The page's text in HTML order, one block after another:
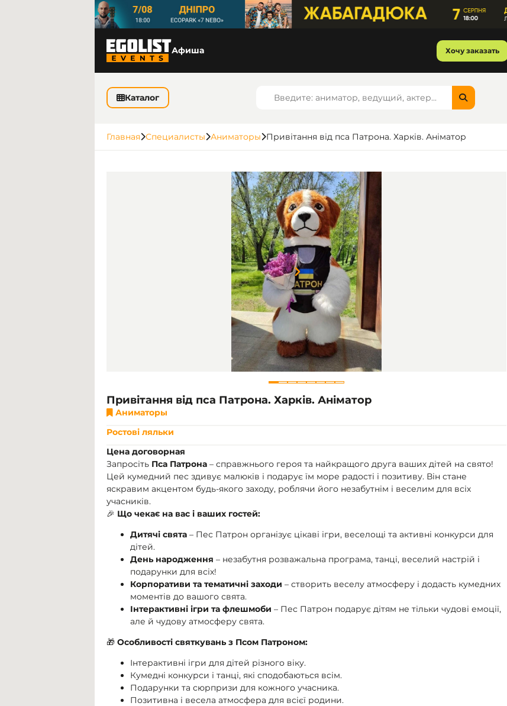
Афиша Хочу заказать
Каталог
Главная Специалисты Аниматоры Привітання від пса Патрона. Харків. Аніматор
Item
1
of
8
Привітання від пса Патрона. Харків. Аніматор
Аниматоры
Ростові ляльки
Цена договорная
Запросіть Пса Патрона – справжнього героя та найкращого друга ваших дітей на свято!
Цей кумедний пес здивує малюків і подарує їм море радості і позитиву. Він стане
яскравим акцентом будь-якого заходу, роблячи його незабутнім і веселим для всіх
учасників.
🎉 Що чекає на вас і ваших гостей:
Дитячі свята – Пес Патрон організує цікаві ігри, веселощі та активні конкурси для
дітей.
День народження – незабутня розважальна програма, танці, веселий настрій і
подарунки для всіх!
Корпоративи та тематичні заходи – створить веселу атмосферу і додасть кумедних
моментів до вашого свята.
Інтерактивні ігри та флешмоби – Пес Патрон подарує дітям не тільки чудові емоції,
але й чудову атмосферу свята.
🎁 Особливості святкувань з Псом Патроном:
Інтерактивні ігри для дітей різного віку.
Кумедні конкурси і танці, які сподобаються всім.
Подарунки та сюрпризи для кожного учасника.
Позитивна і весела атмосфера для всієї родини.